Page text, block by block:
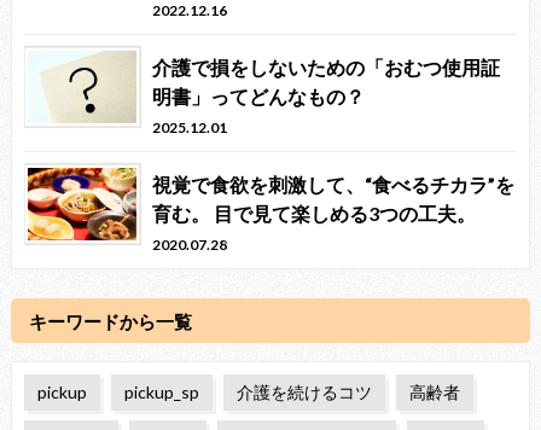
2022.12.16
介護で損をしないための「おむつ使用証
明書」ってどんなもの？
2025.12.01
視覚で食欲を刺激して、“食べるチカラ”を
育む。 目で見て楽しめる3つの工夫。
2020.07.28
キーワードから一覧
pickup pickup_sp 介護を続けるコツ 高齢者